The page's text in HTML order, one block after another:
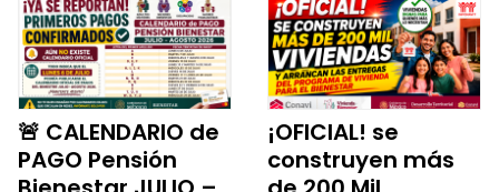
🚨 CALENDARIO de
PAGO Pensión
¡OFICIAL! se
construyen más